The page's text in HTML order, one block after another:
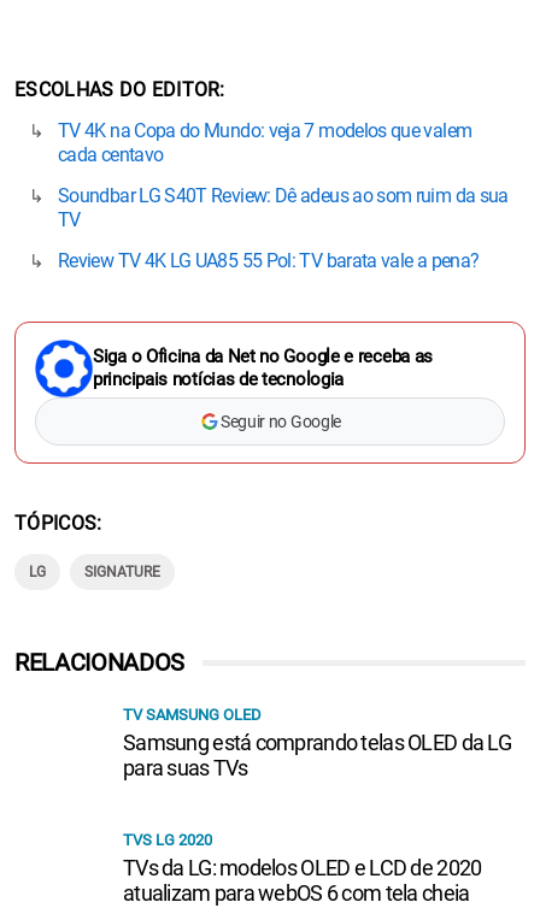
ESCOLHAS DO EDITOR
TV 4K na Copa do Mundo: veja 7 modelos que valem
cada centavo
Soundbar LG S40T Review: Dê adeus ao som ruim da sua
TV
Review TV 4K LG UA85 55 Pol: TV barata vale a pena?
Siga o Oficina da Net no Google e receba as
principais notícias de tecnologia
Seguir no Google
TÓPICOS
LG SIGNATURE
RELACIONADOS
TV SAMSUNG OLED
Samsung está comprando telas OLED da LG
para suas TVs
TVS LG 2020
TVs da LG: modelos OLED e LCD de 2020
atualizam para webOS 6 com tela cheia